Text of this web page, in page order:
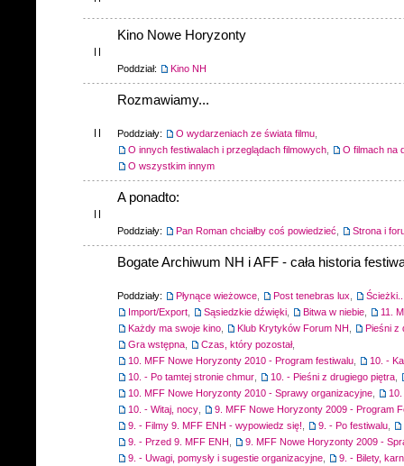
Kino Nowe Horyzonty
Poddział: Kino NH
Rozmawiamy...
Poddziały: O wydarzeniach ze świata filmu
O innych festiwalach i przeglądach filmowych
O filmach na
O wszystkim innym
A ponadto:
Poddziały: Pan Roman chciałby coś powiedzieć Strona i
Bogate Archiwum NH i AFF - cała historia
Poddziały: Płynące wieżowce Post tenebras lux
Import/Export
Sąsiedzkie dźwięki Bitwa w niebie
11.
Każdy ma swoje kino
Klub Krytyków Forum NH
Pieśni z
Gra wstępna
Czas, który pozostał,
10. MFF Nowe Horyzonty 2010 - Program festiwalu
10. -
10. - Po tamtej stronie chmur
10. - Pieśni z drugiego piętra
10. MFF Nowe Horyzonty 2010 - Sprawy organizacyjne
10. - Witaj, nocy
9. MFF Nowe Horyzonty 2009 - Program
9. - Filmy 9. MFF ENH - wypowiedz się!
9. - Po festiwalu
9. - Przed 9. MFF ENH
9. MFF Nowe Horyzonty 2009 -
9. - Uwagi, pomysły i sugestie organizacyjne
9. - Bilety,